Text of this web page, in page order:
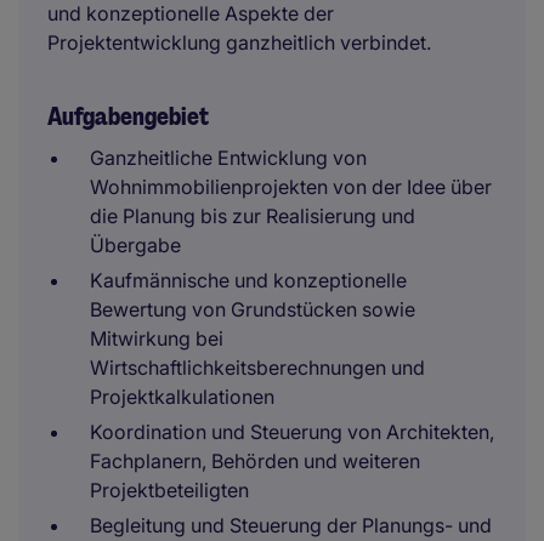
und konzeptionelle Aspekte der
Projektentwicklung ganzheitlich verbindet.
Aufgabengebiet
Ganzheitliche Entwicklung von
Wohnimmobilienprojekten von der Idee über
die Planung bis zur Realisierung und
Übergabe
Kaufmännische und konzeptionelle
Bewertung von Grundstücken sowie
Mitwirkung bei
Wirtschaftlichkeitsberechnungen und
Projektkalkulationen
Koordination und Steuerung von Architekten,
Fachplanern, Behörden und weiteren
Projektbeteiligten
Begleitung und Steuerung der Planungs- und